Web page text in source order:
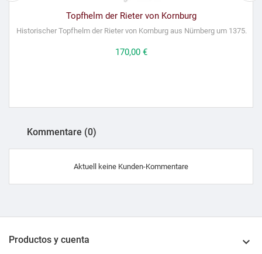
Topfhelm der Rieter von Kornburg
Historischer Topfhelm der Rieter von Kornburg aus Nürnberg um 1375.
Preis
170,00 €
Kommentare (0)
Aktuell keine Kunden-Kommentare
Productos y cuenta 